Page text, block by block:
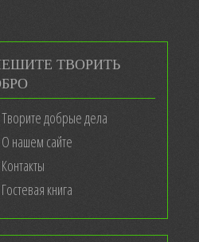
ТВОРИТЬ
Творите добрые дела
О нашем сайте
Контакты
Гостевая книга